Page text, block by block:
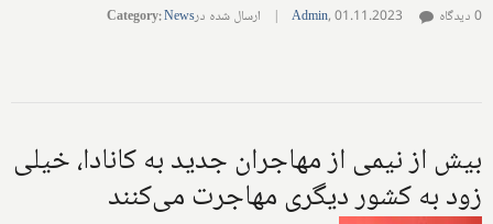
Admin,01.11.2023
| ارسال شده در Category:News 0 دیدگاه
بیش از نیمی از مهاجران جدید به کانادا، خیلی
زود به کشور دیگری مهاجرت می‌کنند